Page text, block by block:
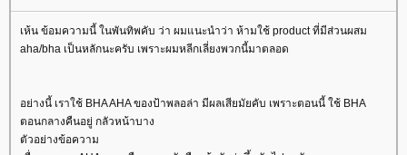
เห้น ข้อมความนี้ ในพันทิพคับ ว่า ผมแนะนำว่า ห้ามใช้ product ที่มีส่วนผสม
aha/bha เป็นหลักนะครับ เพราะผมหลีกเลี่ยงพวกนี้มาตลอด
อย่างนี้ เราใช้ BHA AHA ของป้าพลอล่า มีผลเสียมัยคับ เพราะตอนนี้ ใช้ BHA
ตอนกลางคืนอยู่ กลัวหน้าบาง
ตัวอย่างข้อความ